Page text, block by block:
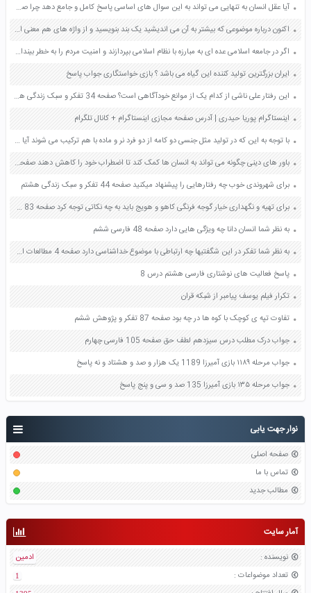
نوار جهت یابی
صفحه اصلی
تماس با ما
مطالب جدید
آمار سایت
نویسنده :
ادمین
تعداد موضواعات :
1
آیا عقل انسان به تنهایی می تواند به این سوال های اساسی پاسخ کامل و جامع دهد چرا صفحه 15 دین و زندگی یازدهم
اکنون درباره موضوعی که بیشتر به آن می اندیشید یک بند بنویسید و از واژه های هم معنی استفاده کنید صفحه 18 کتاب نگارش فارسی ششم دبستان
اگر در جامعه اسلامی عده ای به مبارزه با نظام اسلامی بپردازند و امنیت مردم را به خطر بیندازند مسلمانان چه وظیفه ای دارند؟ صفحه 140 پیام های آسمان نهم
ایران بزرگترین تولید کننده این گیاه می باشد ؟ بازی خواستگاری جواب پاسخ
این رفتار علی ناشی از کدام یک از موانع خودآگاهی است؟ صفحه 34 تفکر و سبک زندگی هفتم
اینستاگرام پوریا حیدری | آدرس صفحه مجازی اینستاگرام + کانال تلگرام
با توجه به این که در تولید مثل جنسی دو کامه از دو فرد نر و ماده با هم ترکیب می شوند آیا کامه ها می توانند حاصل تقسیم رشتمان باشند؟ برای پاسخ خود دلیل بیاورید صفحه 71 علوم هشتم
باور های دینی چگونه می تواند به انسان ها کمک کند تا اضطراب خود را کاهش دهند صفحه 91 کتاب تفکر و سبک زندگی هفتم
برای شهروندی خوب چه رفتارهایی را پیشنهاد میکنید صفحه 44 تفکر و سبک زندگی هشتم
برای تهیه و نگهداری خیار گوجه فرنگی کاهو و هویج باید به چه نکاتی توجه کرد صفحه 83 کار و فناوری ششم
به نظر شما انسان دانا چه ویژگی هایی دارد صفحه 48 فارسی ششم
به نظر شما تفکر در این شگفتیها چه ارتباطی با موضوع خداشناسی دارد صفحه 4 مطالعات اجتماعی نهم
پاسخ فعالیت های نوشتاری فارسی هشتم درس 8
تکرار فیلم یوسف پیامبر از شبکه قران
تفاوت تپه ی کوچک با کوه ها در چه بود صفحه 87 تفکر و پژوهش ششم
جواب درک مطلب درس سیزدهم لطف حق صفحه 105 فارسی چهارم
جواب مرحله ۱۱۸۹ بازی آمیرزا 1189 یک هزار و صد و هشتاد و نه پاسخ
جواب مرحله ۱۳۵ بازی آمیرزا 135 صد و سی و پنج پاسخ